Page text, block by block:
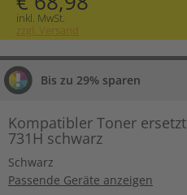
inkl. MwSt.
zzgl. Versand
Bis zu 29% sparen
Kompatibler Toner
731H schwarz
Schwarz
Passende Geräte anzeigen